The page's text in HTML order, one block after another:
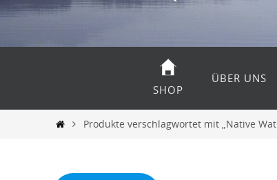
SHOP
ÜBER UNS
StartProdukte verschlagwortet mit „Native